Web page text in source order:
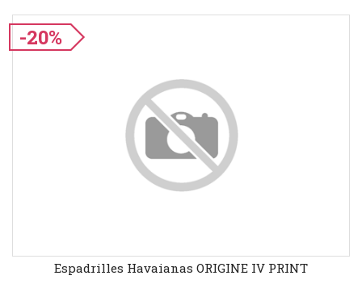
-20%
Espadrilles Havaianas ORIGINE IV PRINT